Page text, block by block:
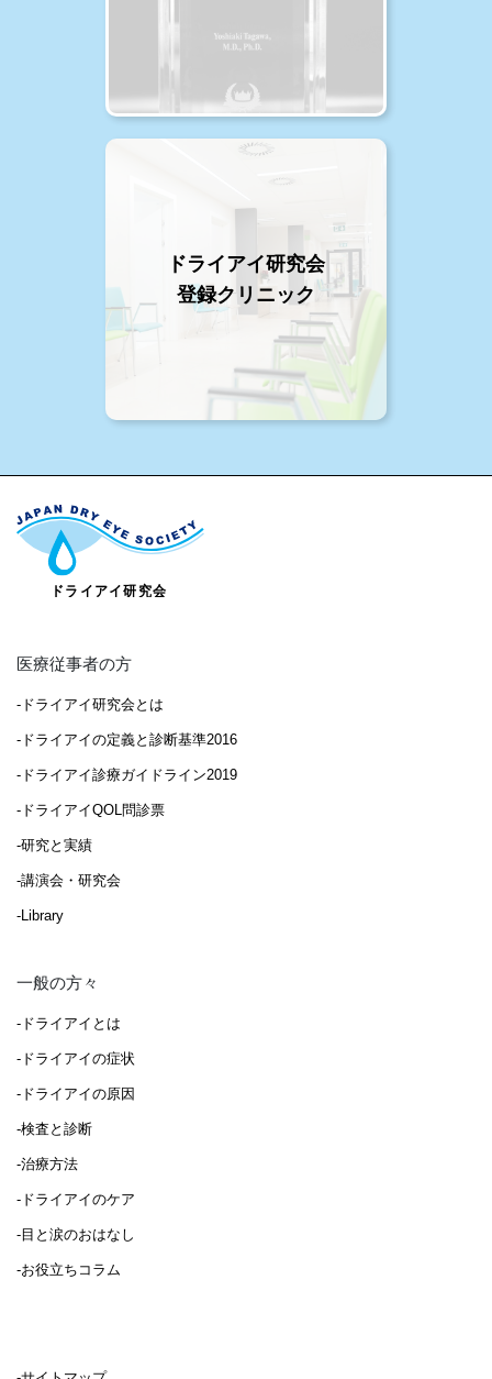
ドライアイ研究会
登録クリニック
医療従事者の方
-ドライアイ研究会とは
-ドライアイの定義と診断基準2016
-ドライアイ診療ガイドライン2019
-ドライアイQOL問診票
-研究と実績
-講演会・研究会
-Library
一般の方々
-ドライアイとは
-ドライアイの症状
-ドライアイの原因
-検査と診断
-治療方法
-ドライアイのケア
-目と涙のおはなし
-お役立ちコラム